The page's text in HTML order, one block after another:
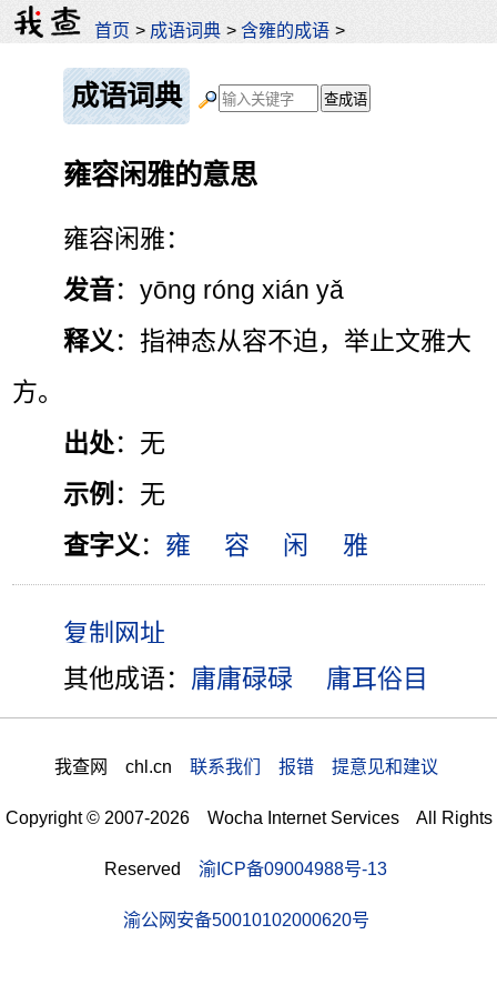
首页 > 成语词典 >含雍的成语 >
成语词典
雍容闲雅的意思
雍容闲雅：
发音：yōng róng xián yǎ
释义 ：指神态从容不迫，举止文雅大
方。
出处：无
示例 ：无
查字义 ： 雍 容 闲 雅
其他成语： 庸庸碌碌 庸耳俗目
我查网 chl.cn 联系我们 报错 提意见和建议
Copyright © 2007-2026 Wocha Internet Services All Rights
Reserved 渝ICP备09004988号-13
渝公网安备50010102000620号